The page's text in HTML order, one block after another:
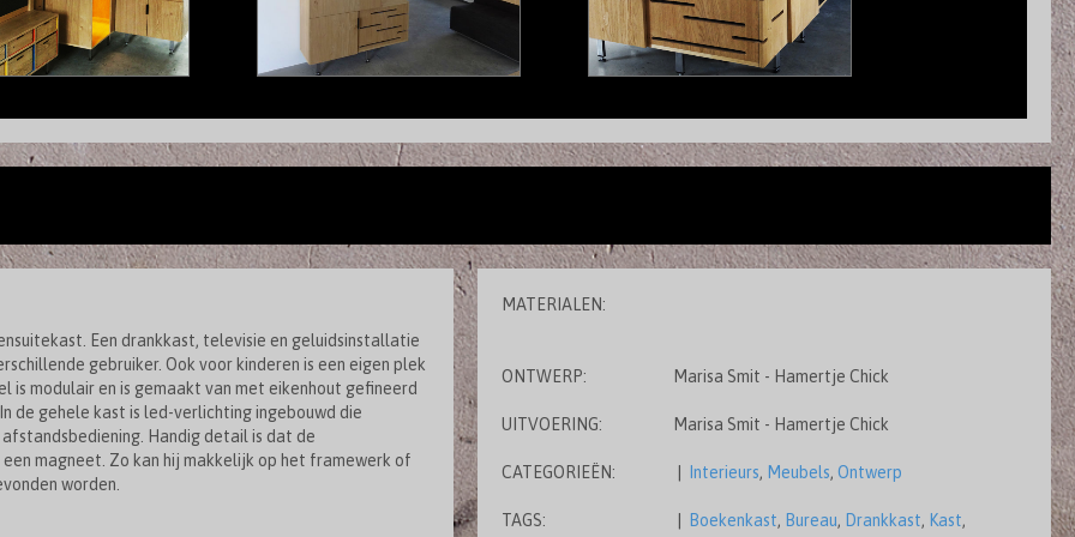
Een drankkast, televisie en geluidsinstallatie
gebruiker. Ook voor kinderen is een eigen plek
is modulair en is gemaakt van met eikenhout gefineerd
de gehele kast is led-verlichting ingebouwd die
Handig detail is dat de
magneet. Zo kan hij makkelijk op het framewerk of
worden.
MATERIALEN:
ONTWERP: Marisa Smit - Hamertje Chick
UITVOERING: Marisa Smit - Hamertje Chick
CATEGORIEËN: Interieurs, Meubels,Ontwerp
TAGS: Boekenkast, Bureau, Drankkast, Kast,